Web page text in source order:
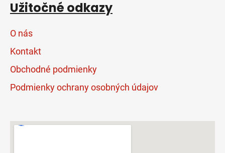
Užitočné odkazy
O nás
Kontakt
Obchodné podmienky
Podmienky ochrany osobných údajov